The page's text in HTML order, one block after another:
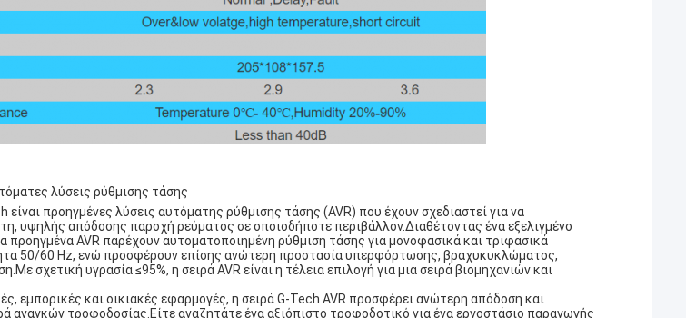
λύσεις ρύθμισης τάσης
είναι προηγμένες λύσεις αυτόματης ρύθμισης τάσης (AVR) που έχουν σχεδιαστεί για να
υψηλής απόδοσης παροχή ρεύματος σε οποιοδήποτε περιβάλλον.Διαθέτοντας ένα εξελιγμένο
προηγμένα AVR παρέχουν αυτοματοποιημένη ρύθμιση τάσης για μονοφασικά και τριφασικά
50/60 Hz, ενώ προσφέρουν επίσης ανώτερη προστασία υπερφόρτωσης, βραχυκυκλώματος,
σχετική υγρασία ≤95%, η σειρά AVR είναι η τέλεια επιλογή για μια σειρά βιομηχανιών και
εμπορικές και οικιακές εφαρμογές, η σειρά G-Tech AVR προσφέρει ανώτερη απόδοση και
αναγκών τροφοδοσίας.Είτε αναζητάτε ένα αξιόπιστο τροφοδοτικό για ένα εργοστάσιο παραγωγής